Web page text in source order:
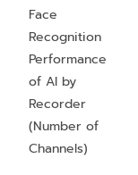
Face
Recognition
Performance
of AI by
Recorder
(Number of
Channels)